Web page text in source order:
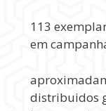
113
em
distribuidos